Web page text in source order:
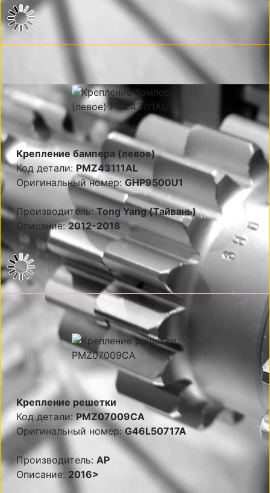
Крепление бампера (левое)
Код детали: PMZ43111AL
Оригинальный номер:GHP9500U1
Производитель:Tong Yang (Тайвань)
Описание:2012-2018
Крепление решетки
Код детали:PMZ07009CA
Оригинальный номер:G46L50717A
Производитель: AP
Описание: 2016>